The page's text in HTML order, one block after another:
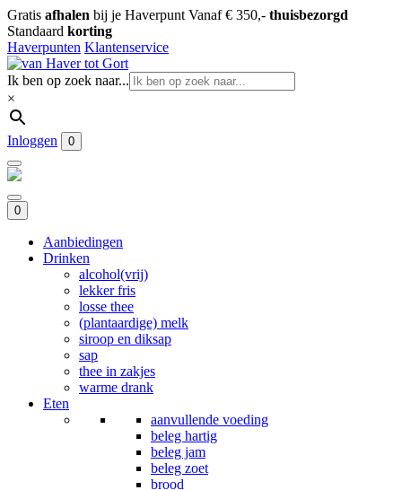
Gratis afhalen bij je Haverpunt Vanaf € 350,- thuisbezorgd
Standaard korting
Haverpunten Klantenservice
Ik ben op zoek naar...
×
Inloggen 0
0
Aanbiedingen
Drinken
alcohol(vrij)
lekker fris
losse thee
(plantaardige) melk
siroop en diksap
sap
thee in zakjes
warme drank
Eten
aanvullende voeding
beleg hartig
beleg jam
beleg zoet
brood